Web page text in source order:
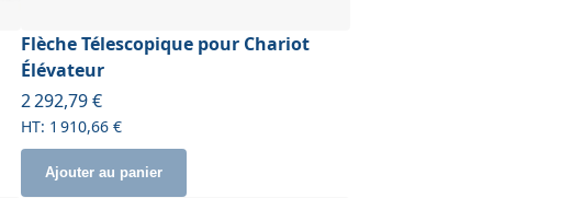
Flèche Télescopique pour Chariot
Élévateur
À partir de
2 292,79 €
1 910,66 €
Ajouter au panier